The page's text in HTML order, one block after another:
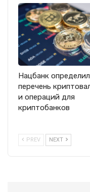
Нацбанк определил
перечень
и операций для
криптобанков
PREV NEXT